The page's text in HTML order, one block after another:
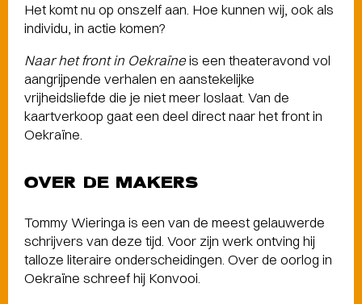
Het komt nu op onszelf aan. Hoe kunnen wij, ook als
individu, in actie komen?
Naar het front in Oekraïneis een theateravond vol
aangrijpende verhalen en aanstekelijke
vrijheidsliefde die je niet meer loslaat. Van de
kaartverkoop gaat een deel direct naar het front in
Oekraïne.
OVER DE MAKERS
Tommy Wieringa is een van de meest gelauwerde
schrijvers van deze tijd. Voor zijn werk ontving hij
talloze literaire onderscheidingen. Over de oorlog in
Oekraïne schreef hij Konvooi.